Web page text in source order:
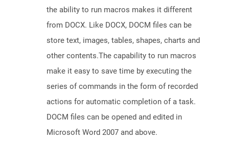
the ability to run macros makes it different
from DOCX. Like DOCX, DOCM files can be
store text, images, tables, shapes, charts and
other contents.The capability to run macros
make it easy to save time by executing the
series of commands in the form of recorded
actions for automatic completion of a task.
DOCM files can be opened and edited in
Microsoft Word 2007 and above.